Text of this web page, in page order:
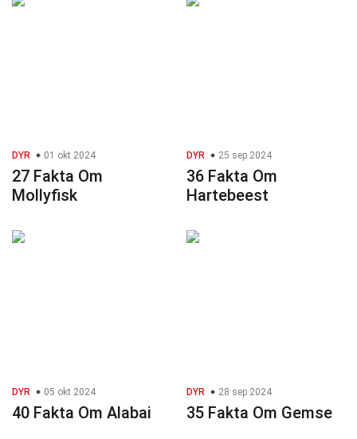
DYR 01 okt 2024
27 Fakta Om
Mollyfisk
DYR 25 sep 2024
36 Fakta Om
Hartebeest
DYR 05 okt 2024
40 Fakta Om Alabai
DYR 28 sep 2024
35 Fakta Om Gemse